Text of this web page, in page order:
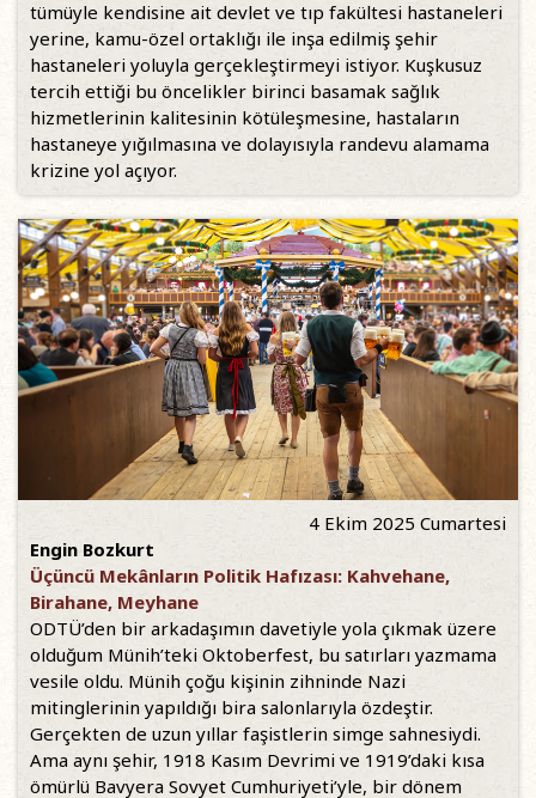
tümüyle kendisine ait devlet ve tıp fakültesi hastaneleri
yerine, kamu-özel ortaklığı ile inşa edilmiş şehir
hastaneleri yoluyla gerçekleştirmeyi istiyor. Kuşkusuz
tercih ettiği bu öncelikler birinci basamak sağlık
hizmetlerinin kalitesinin kötüleşmesine, hastaların
hastaneye yığılmasına ve dolayısıyla randevu alamama
krizine yol açıyor.
4 Ekim 2025 Cumartesi
Engin Bozkurt
Üçüncü Mekânların Politik Hafızası: Kahvehane,
Birahane, Meyhane
ODTÜ’den bir arkadaşımın davetiyle yola çıkmak üzere
olduğum Münih’teki Oktoberfest, bu satırları yazmama
vesile oldu. Münih çoğu kişinin zihninde Nazi
mitinglerinin yapıldığı bira salonlarıyla özdeştir.
Gerçekten de uzun yıllar faşistlerin simge sahnesiydi.
Ama aynı şehir, 1918 Kasım Devrimi ve 1919’daki kısa
ömürlü Bavyera Sovyet Cumhuriyeti’yle, bir dönem